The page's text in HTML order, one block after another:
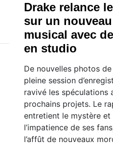
Drake relance
sur un
musical avec
en studio
De nouvelles photos
pleine session
ravivé les spéculations
prochains projets. Le
entretient le mystère et
l’impatience de ses
l’affût de nouveaux